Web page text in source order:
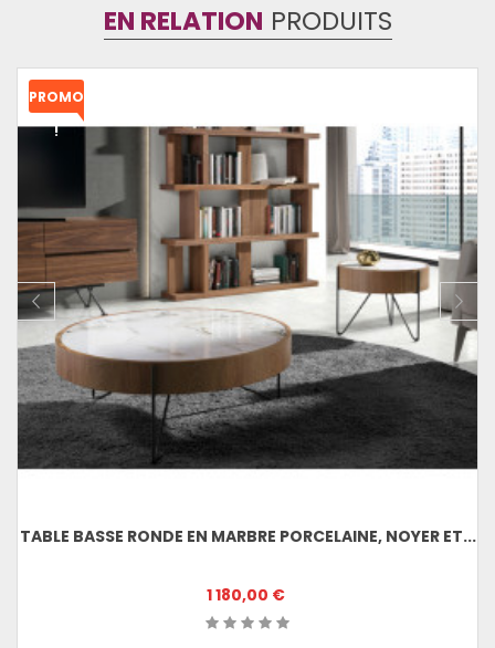
EN RELATION PRODUITS
PROMO
!
TABLE BASSE RONDE EN MARBRE PORCELAINE, NOYER ET...
1 180,00 €